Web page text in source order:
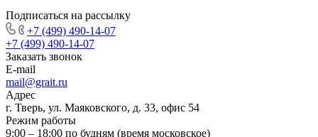
Подписаться на рассылку
+7 (499) 490-14-07
+7 (499) 490-14-07
Заказать звонок
E-mail
mail@grait.ru
Адрес
г. Тверь, ул. Маяковского, д. 33, офис 54
Режим работы
9:00 – 18:00 по будням (время московское)